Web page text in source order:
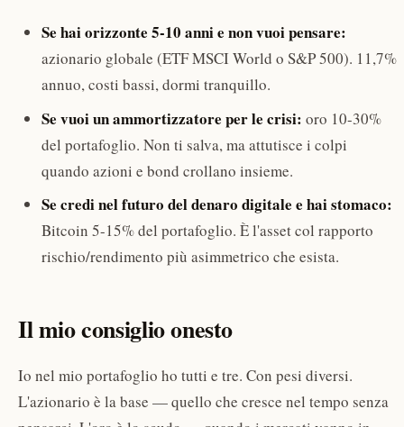
Se hai orizzonte 5-10 anni e non vuoi pensare:
azionario globale (ETF MSCI World o S&P 500). 11,7%
annuo, costi bassi, dormi tranquillo.
Se vuoi un ammortizzatore per le crisi: oro 10-30%
del portafoglio. Non ti salva, ma attutisce i colpi
quando azioni e bond crollano insieme.
Se credi nel futuro del denaro digitale e hai stomaco:
Bitcoin 5-15% del portafoglio. È l'asset col rapporto
rischio/rendimento più asimmetrico che esista.
Il mio consiglio onesto
Io nel mio portafoglio ho tutti e tre. Con pesi diversi.
L'azionario è la base — quello che cresce nel tempo senza